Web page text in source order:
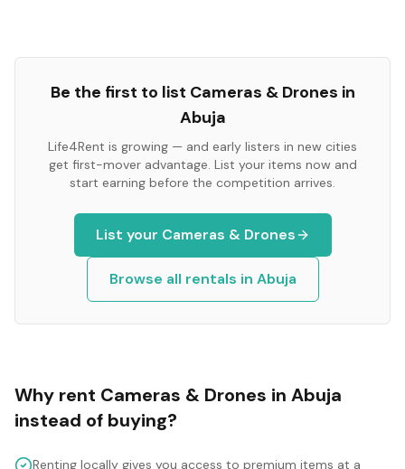
Be the first to list Cameras & Drones in
Abuja
Life4Rent is growing — and early listers in new cities
get first-mover advantage. List your items now and
start earning before the competition arrives.
List your Cameras & Drones
Browse all rentals in Abuja
Why rent Cameras & Drones in Abuja
instead of buying?
Renting locally gives you access to premium items at a